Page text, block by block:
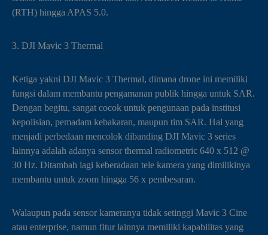
(RTH) hingga APAS 5.0.
3. DJI Mavic 3 Thermal
Ketiga yakni DJI Mavic 3 Thermal, dimana drone ini memiliki
fungsi dalam membantu pengamanan publik hingga untuk SAR.
Dengan begitu, sangat cocok untuk pengunaan pada institusi
kepolisian, pemadam kebakaran, maupun tim SAR. Hal yang
menjadi perbedaan mencolok dibanding DJI Mavic 3 series
lainnya adalah adanya sensor thermal radiometric 640 x 512 @
30 Hz. Ditambah lagi keberadaan tele kamera yang dimilikinya
membantu untuk zoom hingga 56 x pembesaran.
Walaupun pada sensor kameranya tidak setinggi Mavic 3 Cine
atau enterprise, namun fitur lainnya memiliki kapabilitas yang